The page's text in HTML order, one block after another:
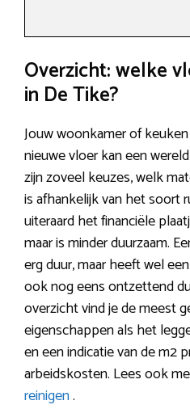
Overzicht: welke
in De Tike?
Jouw woonkamer of
nieuwe vloer kan een
zijn zoveel keuzes, welk
is afhankelijk van het soort
uiteraard het financiële
maar is minder duurzaam.
erg duur, maar heeft wel
ook nog eens ontzettend
overzicht vind je de meest
eigenschappen als het
en een indicatie van de m2
arbeidskosten. Lees ook
reinigen.